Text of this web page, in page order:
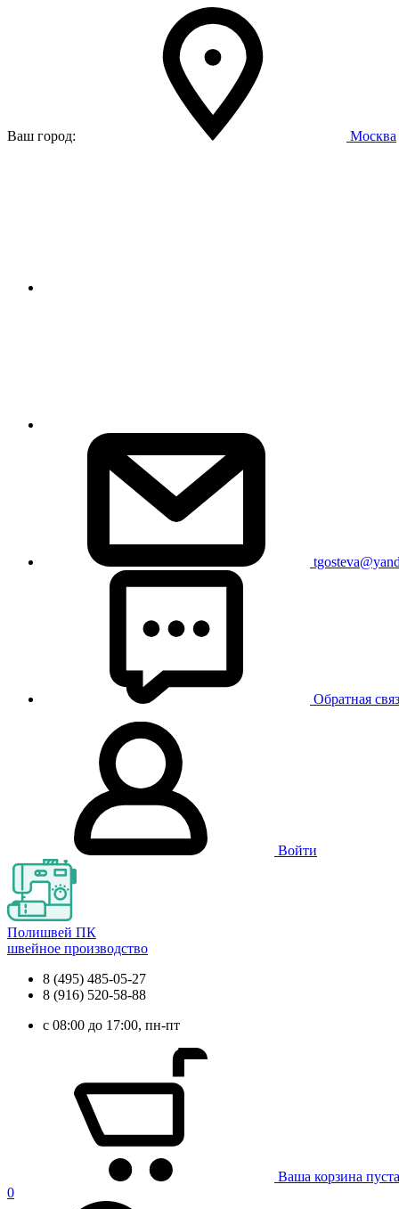
Ваш город: Москва
Обратная
Войти
Полишвей ПК
швейное производство
8 (495) 485-05-27
8 (916) 520-58-88
с 08:00 до 17:00, пн-пт
Ваша корзина пуста
0